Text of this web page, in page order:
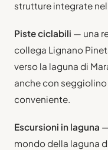
strutture integrate nel
Piste ciclabili — una
collega Lignano
verso la laguna di
anche con
conveniente.
Escursioni in laguna
mondo della laguna